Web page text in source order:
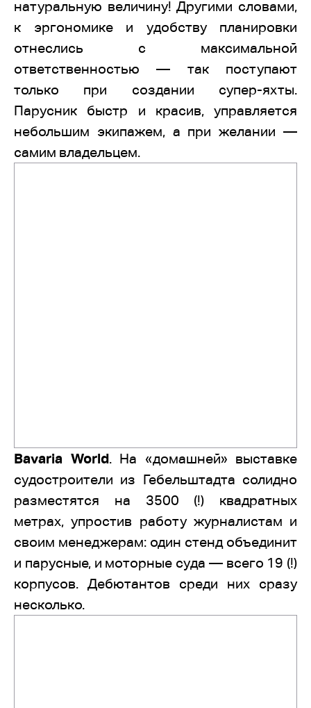
натуральную величину! Другими словами,
к эргономике и удобству планировки
отнеслись с максимальной
ответственностью — так поступают
только при создании супер-яхты.
Парусник быстр и красив, управляется
небольшим экипажем, а при желании —
самим владельцем.
Bavaria World. На «домашней» выставке
судостроители из Гебельштадта солидно
разместятся на 3500 (!) квадратных
метрах, упростив работу журналистам и
своим менеджерам: один стенд объединит
и парусные, и моторные суда — всего 19 (!)
корпусов. Дебютантов среди них сразу
несколько.